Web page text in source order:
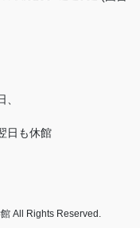
日も休館
All Rights Reserved.